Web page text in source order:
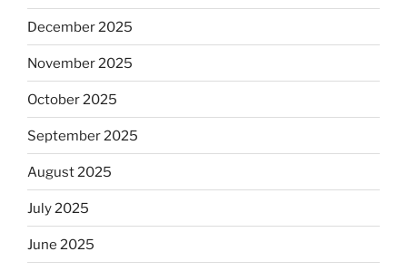
December 2025
November 2025
October 2025
September 2025
August 2025
July 2025
June 2025